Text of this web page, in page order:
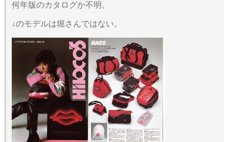
何年版のカタログか不明。
↓のモデルは堀さんではない。